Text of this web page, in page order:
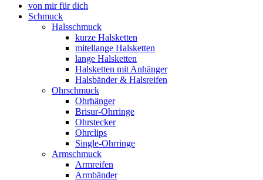
von mir für dich
Schmuck
Halsschmuck
kurze Halsketten
mitellange Halsketten
lange Halsketten
Halsketten mit Anhänger
Halsbänder & Halsreifen
Ohrschmuck
Ohrhänger
Brisur-Ohrringe
Ohrstecker
Ohrclips
Single-Ohrringe
Armschmuck
Armreifen
Armbänder